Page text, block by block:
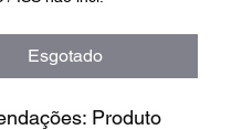
Esgotado
Produto